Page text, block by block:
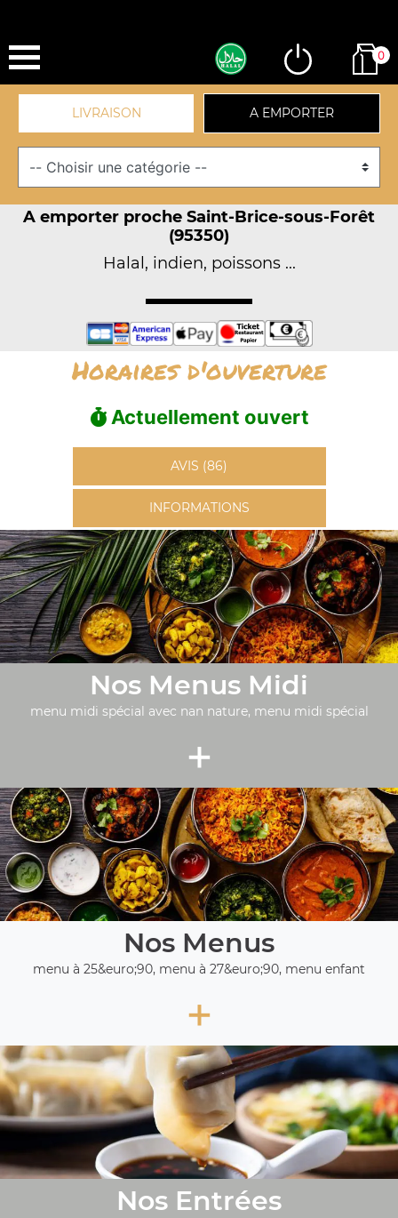
0
LIVRAISON A EMPORTER
A emporter proche Saint-Brice-sous-Forêt
(95350)
Halal, indien, poissons ...
Horaires d'ouverture
Actuellement ouvert
AVIS (86)
INFORMATIONS
Nos Menus Midi
menu midi spécial avec nan nature, menu midi spécial
+
Nos Menus
menu à 25&euro;90, menu à 27&euro;90, menu enfant
+
Nos Entrées